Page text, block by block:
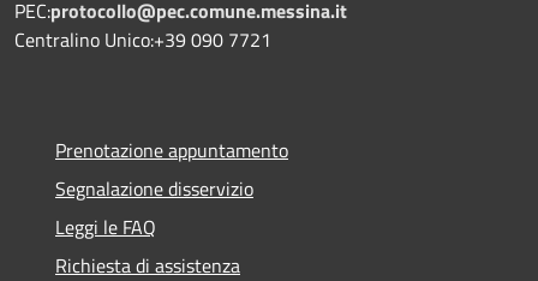
PEC:protocollo@pec.comune.messina.it
Centralino Unico:+39 090 7721
Prenotazione appuntamento
Segnalazione disservizio
Leggi le FAQ
Richiesta di assistenza